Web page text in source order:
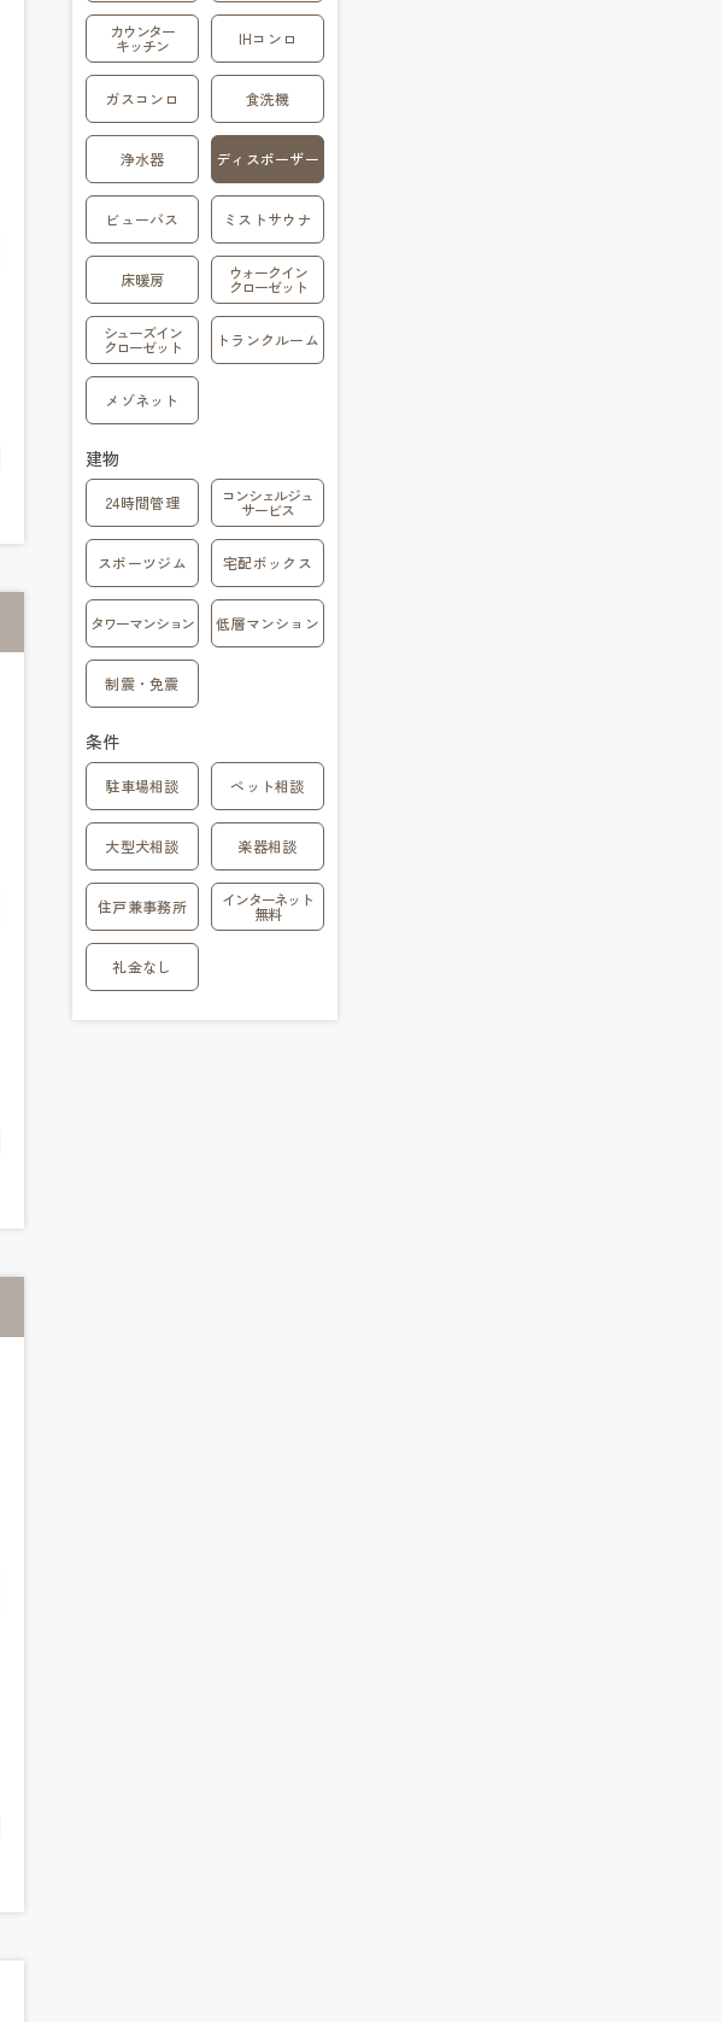
カウンター
キッチン IHコンロ
ガスコンロ 食洗機
浄水器 ディスポーザー
ビューバス ミストサウナ
床暖房 ウォークイン
クローゼット
シューズイン
クローゼット トランクルーム
メゾネット
建物
24時間管理 コンシェルジュ
サービス
スポーツジム 宅配ボックス
タワーマンション 低層マンション
制震・免震
条件
駐車場相談 ペット相談
大型犬相談 楽器相談
住戸兼事務所 インターネット
無料
礼金なし